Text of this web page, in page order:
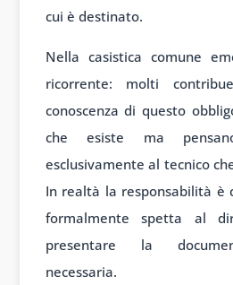
cui è destinato.
Nella casistica comune
ricorrente: molti
conoscenza di questo
che esiste ma
esclusivamente al tecnico
In realtà la responsabilità è
formalmente spetta al
presentare la
necessaria.